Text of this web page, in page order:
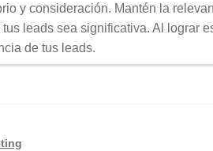
y consideración. Mantén la
leads sea significativa. Al lograr
de tus leads.